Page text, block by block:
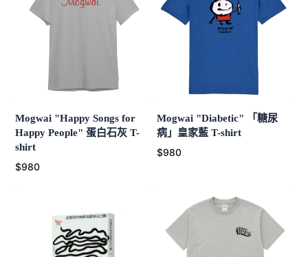
Mogwai "Happy Songs for
Happy People" 蛋白石灰 T-
shirt
$980
Mogwai "Diabetic" 「糖尿
病」皇家藍 T-shirt
$980